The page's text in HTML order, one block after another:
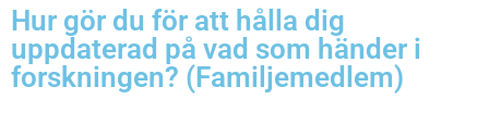
Hur gör du för att hålla dig
uppdaterad på vad som händer i
forskningen? (Familjemedlem)